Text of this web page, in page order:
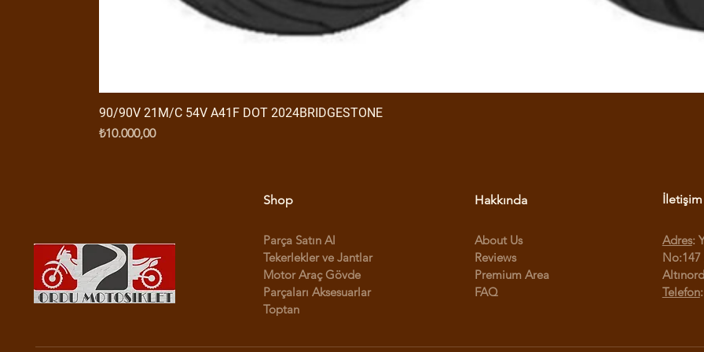
90/90V 21M/C 54V A41F DOT 2024BRIDGESTONE
Fiyat
₺10.000,00
Shop
Parça Satın Al
Tekerlekler ve Jantlar
Motor Araç Gövde
Parçaları Aksesuarlar
Toptan
Hakkında
About Us
Reviews
Premium Area
FAQ
İletişim
Adres:
No:147
Telefon: